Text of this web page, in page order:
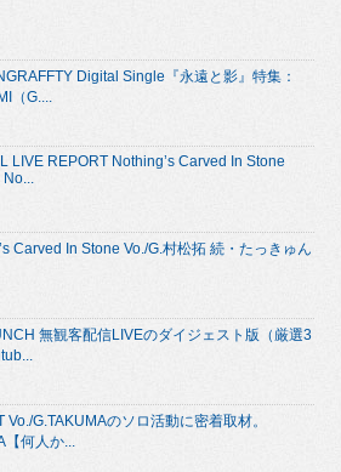
Digital Single『永遠と影』特集：
（G....
LIVE REPORT Nothing’s Carved In Stone
No...
Carved In Stone Vo./G.村松拓 続・たっきゅん
無観客配信LIVEのダイジェスト版（厳選3
Vo./G.TAKUMAのソロ活動に密着取材。
【何人か...